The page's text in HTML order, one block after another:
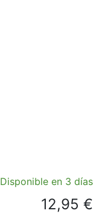
Disponible en 3 días
12,95 €